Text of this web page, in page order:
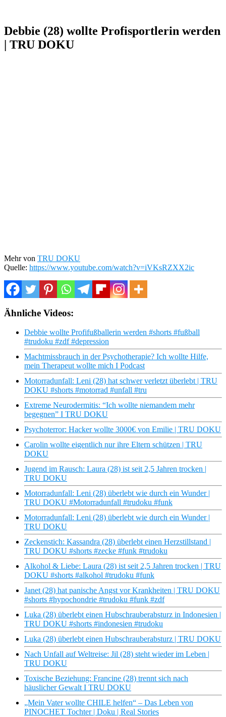
Debbie (28) wollte Profisportlerin werden
| TRU DOKU
Mehr von TRU DOKU
Quelle: https://www.youtube.com/watch?v=iVKsRZXX2ic
Ähnliche Videos:
Debbie wollte Profifußballerin werden #shorts #fußball
#trudoku #zdf #depression
Machtmissbrauch in der Psychotherapie? Ich wollte Hilfe,
mein Therapeut wollte mich I Podcast
Motorradunfall: Leni (28) hat schwer verletzt überlebt | TRU
DOKU #shorts #motorrad #unfall #tru
Extreme Neurodermitis: “Ich wollte niemandem mehr
begegnen” I TRU DOKU
Psychoterror: Hacker wollte 3000€ von Emilie | TRU DOKU
Carolin wollte eigentlich nur ihre Eltern schützen | TRU
DOKU
Jugend im Rausch: Laura (28) ist seit 2,5 Jahren trocken |
TRU DOKU
Motorradunfall: Leni (28) überlebt wie durch ein Wunder |
TRU DOKU #Motorradunfall #trudoku #funk
Motorradunfall: Leni (28) überlebt wie durch ein Wunder |
TRU DOKU
Zeckenstich: Kassandra (28) überlebt einen Herzstillstand |
TRU DOKU #shorts #zecke #funk #trudoku
Alkohol & Liebe: Laura (28) ist seit 2,5 Jahren trocken | TRU
DOKU #shorts #alkohol #trudoku #funk
Janet (28) hat panische Angst vor Krankheiten | TRU DOKU
#shorts #hypochondrie #trudoku #funk #zdf
Luka (28) überlebt einen Hubschrauberabsturz in Indonesien |
TRU DOKU #shorts #indonesien #trudoku
Luka (28) überlebt einen Hubschrauberabsturz | TRU DOKU
Nach Unfall auf Weltreise: Jil (28) steht wieder im Leben |
TRU DOKU
Toxische Beziehung: Francine (28) trennt sich nach
häuslicher Gewalt I TRU DOKU
„Mein Vater wollte CHILE helfen“ – Das Leben von
PINOCHET Tochter | Doku | Real Stories